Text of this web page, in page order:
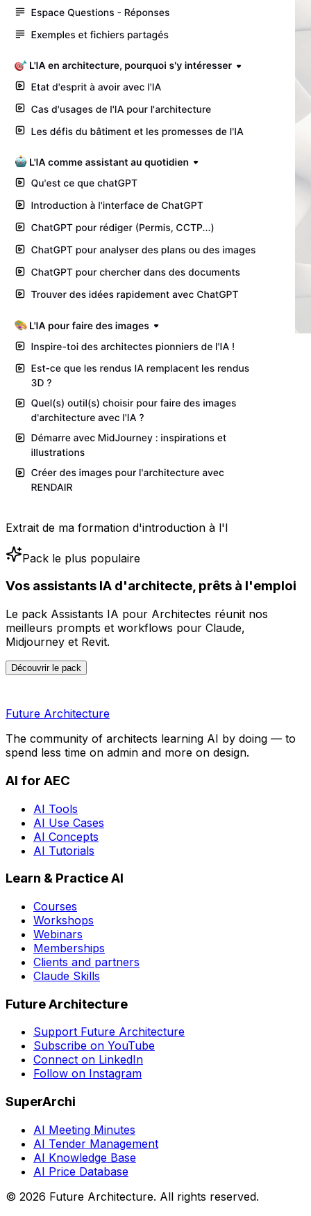
Extrait de ma formation d'introduction à l'I
Pack le plus populaire
Vos assistants IA d'architecte, prêts à l'emploi
Le pack Assistants IA pour Architectes réunit nos
meilleurs prompts et workflows pour Claude,
Midjourney et Revit.
Découvrir le pack
Future Architecture
The community of architects learning AI by doing — to
spend less time on admin and more on design.
AI for AEC
AI Tools
AI Use Cases
AI Concepts
AI Tutorials
Learn & Practice AI
Courses
Workshops
Webinars
Memberships
Clients and partners
Claude Skills
Future Architecture
Support Future Architecture
Subscribe on YouTube
Connect on LinkedIn
Follow on Instagram
SuperArchi
AI Meeting Minutes
AI Tender Management
AI Knowledge Base
AI Price Database
© 2026 Future Architecture. All rights reserved.